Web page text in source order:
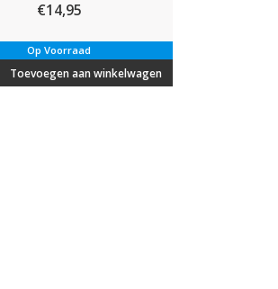
€14,95
Op Voorraad
Toevoegen aan winkelwagen